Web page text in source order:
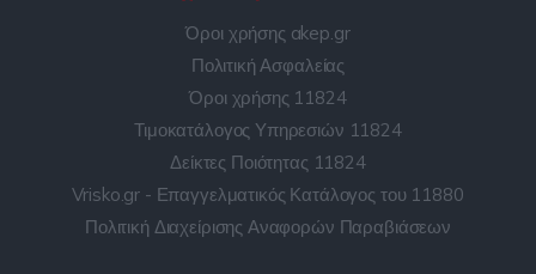
Όροι χρήσης akep.gr
Πολιτική Ασφαλείας
Όροι χρήσης 11824
Τιμοκατάλογος Υπηρεσιών 11824
Δείκτες Ποιότητας 11824
Vrisko.gr - Επαγγελματικός Κατάλογος του 11880
Πολιτική Διαχείρισης Αναφορών Παραβιάσεων